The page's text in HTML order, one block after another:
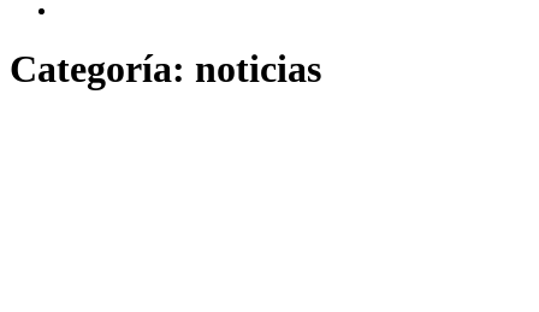
Categoría: noticias